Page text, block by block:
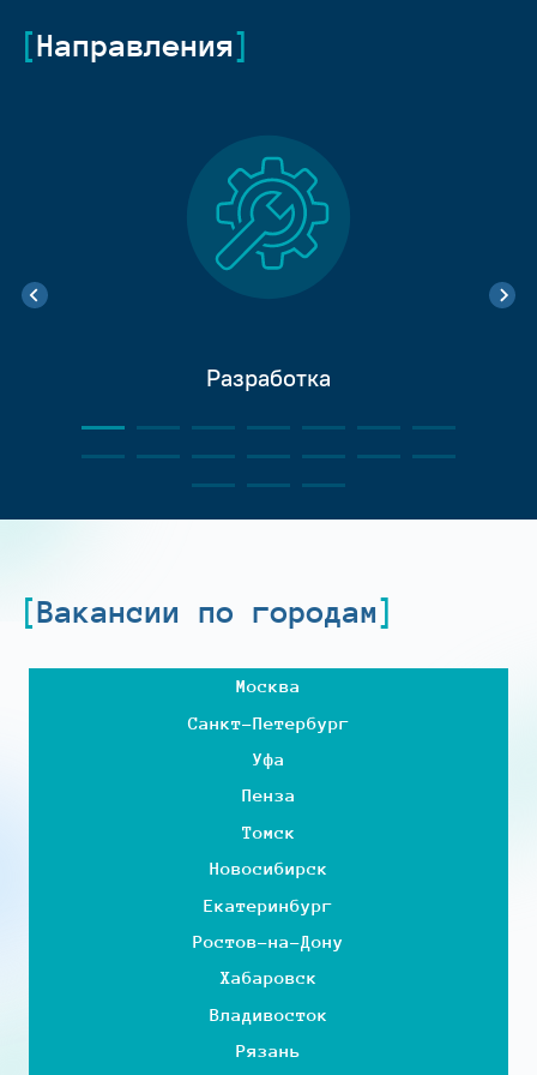
Направления
Разработка
Вакансии по городам
Москва
Санкт-Петербург
Уфа
Пенза
Томск
Новосибирск
Екатеринбург
Ростов-на-Дону
Хабаровск
Владивосток
Рязань